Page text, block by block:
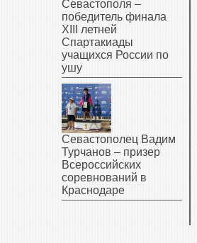
Севастополя –
победитель финала
XIII летней
Спартакиады
учащихся России по
ушу
Севастополец Вадим
Турчанов – призер
Всероссийских
соревнований в
Краснодаре